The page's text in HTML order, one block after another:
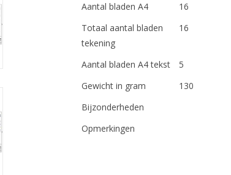
Aantal bladen A4
16
Totaal aantal bladen
tekening
16
Aantal bladen A4 tekst
5
Gewicht in gram
130
Bijzonderheden
Opmerkingen